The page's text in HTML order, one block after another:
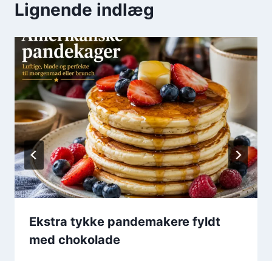
Lignende indlæg
Ekstra tykke pandemakere fyldt
med chokolade